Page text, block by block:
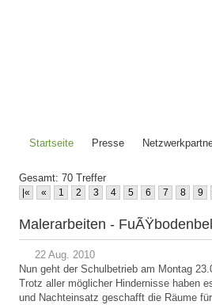
Startseite Presse
Gesamt: 70 Treffer
|« « 1 2 3 4 5 6 7 8 9
Malerarbeiten -
22 Aug. 2010
Nun geht der Schulbetrieb am Montag
Trotz aller möglicher Hindernisse haben
und Nachteinsatz geschafft die Räume